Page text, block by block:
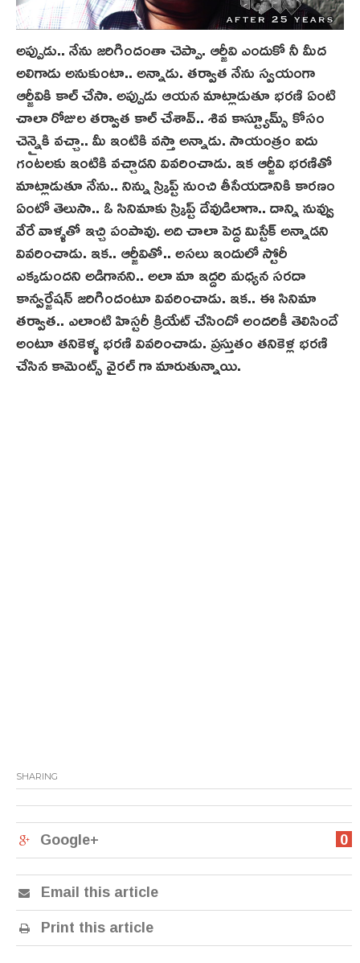
అప్పుడు.. నేను జరిగిందంతా చెప్పా. ఆర్జీవి ఎందుకో నీ మీద
అలిగాడు అనుకుంటా.. అన్నాడు. తర్వాత నేను స్వయంగా
ఆర్జీవికి కాల్ చేసా. అప్పుడు ఆయన మాట్లాడుతూ భ‌ర‌ణి ఏంటి
చాలా రోజుల తర్వాత కాల్ చేశావ్‌.. శివ కాస్ట్యూమ్స్ కోసం
చెన్నైకి వచ్చా.. మీ ఇంటికి వస్తా అన్నాడు. సాయంత్రం ఐదు
గంటలకు ఇంటికి వచ్చాడని వివరించాడు. ఇక ఆర్జీవి భరణితో
మాట్లాడుతూ నేను.. నిన్ను స్క్రిప్ట్ నుంచి తీసేయడానికి కారణం
ఏంటో తెలుసా.. ఓ సినిమాకు స్క్రిప్ట్ దేవుడిలాగా.. దాన్ని నువ్వు
వేరే వాళ్ళతో ఇచ్చి పంపావు. అది చాలా పెద్ద మిస్టేక్ అన్నాడని
వివరించాడు. ఇక.. ఆర్జీవితో.. అసలు ఇందులో స్టోరీ
ఎక్కడుందని అడిగానని.. అలా మా ఇద్దరి మధ్యన సరదా
కాన్వర్జేషన్ జరిగిందంటూ వివరించాడు. ఇక.. ఈ సినిమా
తర్వాత.. ఎలాంటి హిస్టరీ క్రియేట్ చేసిందో అందరికీ తెలిసిందే
అంటూ తనికెళ్ళ భరణి వివరించాడు. ప్రస్తుతం తనికెళ్ల భరణి
చేసిన కామెంట్స్ వైరల్ గా మారుతున్నాయి.
SHARING
0
Google+
Email this article
Print this article